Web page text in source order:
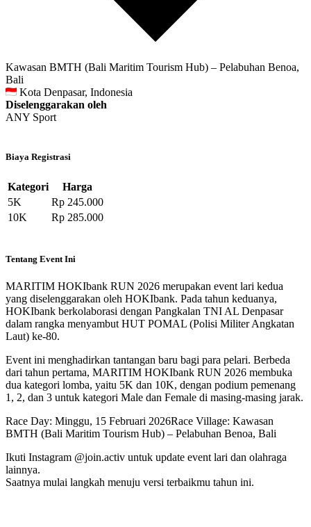
Kawasan BMTH (Bali Maritim Tourism Hub) – Pelabuhan Benoa,
Bali
Kota Denpasar, Indonesia
Diselenggarakan oleh
ANY Sport
Biaya Registrasi
Kategori
Harga
5K
Rp 245.000
10K
Rp 285.000
Tentang Event Ini
MARITIM HOKIbank RUN 2026 merupakan event lari kedua
yang diselenggarakan oleh HOKIbank. Pada tahun keduanya,
HOKIbank berkolaborasi dengan Pangkalan TNI AL Denpasar
dalam rangka menyambut HUT POMAL (Polisi Militer Angkatan
Laut) ke-80.
Event ini menghadirkan tantangan baru bagi para pelari. Berbeda
dari tahun pertama, MARITIM HOKIbank RUN 2026 membuka
dua kategori lomba, yaitu 5K dan 10K, dengan podium pemenang
1, 2, dan 3 untuk kategori Male dan Female di masing-masing jarak.
Race Day: Minggu, 15 Februari 2026Race Village: Kawasan
BMTH (Bali Maritim Tourism Hub) – Pelabuhan Benoa, Bali
Ikuti Instagram @join.activ untuk update event lari dan olahraga
lainnya.
Saatnya mulai langkah menuju versi terbaikmu tahun ini.